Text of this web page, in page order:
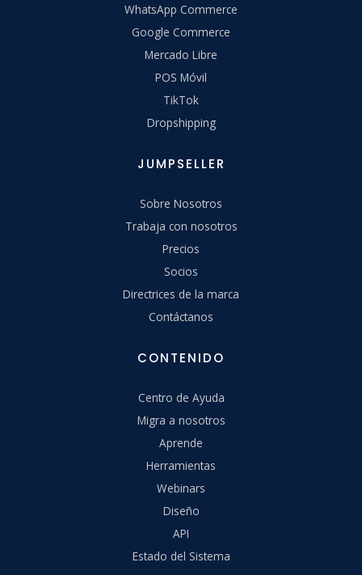
WhatsApp Commerce
Google Commerce
Mercado Libre
POS Móvil
TikTok
Dropshipping
JUMPSELLER
Sobre Nosotros
Trabaja con nosotros
Precios
Socios
Directrices de la marca
Contáctanos
CONTENIDO
Centro de Ayuda
Migra a nosotros
Aprende
Herramientas
Webinars
Diseño
API
Estado del Sistema